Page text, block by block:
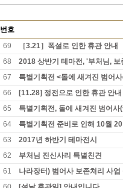
번호
69
［3.21］폭설로 인한 휴관 안내
68
2018 상반기 테마전, '부처님,
67
특별기획전 <돌에 새겨진 범어
66
[11.28] 정전으로 인한 휴관 안내
65
특별기획전, 돌에 새겨진 범어사
64
특별기획전 준비로 인해 10월
63
2017년 하반기 테마전시
62
부처님 진신사리 특별친견
61
나라장터) 범어사 보존처리 사업